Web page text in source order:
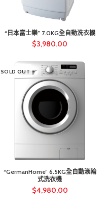
“日本富士樂” 7.0KG全自動洗衣機
$3,980.00
SOLD OUT
“GermanHome” 6.5KG全自動滾輪
式洗衣機
$4,980.00